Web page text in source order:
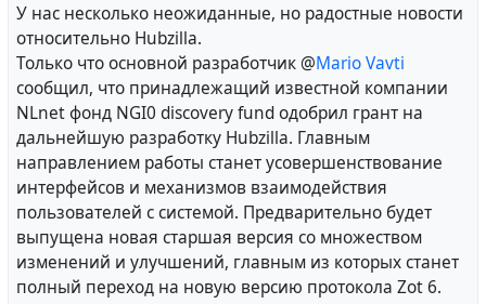
У нас несколько неожиданные, но радостные новости
относительно Hubzilla.
Только что основной разработчик @Mario Vavti
сообщил, что принадлежащий известной компании
NLnet фонд NGI0 discovery fund одобрил грант на
дальнейшую разработку Hubzilla. Главным
направлением работы станет усовершенствование
интерфейсов и механизмов взаимодействия
пользователей с системой. Предварительно будет
выпущена новая старшая версия со множеством
изменений и улучшений, главным из которых станет
полный переход на новую версию протокола Zot 6.